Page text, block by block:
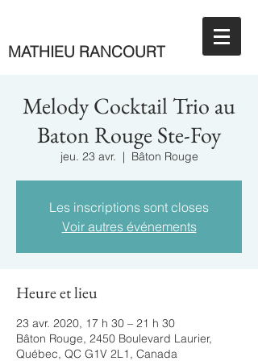
MATHIEU RANCOURT
Melody Cocktail Trio au
Baton Rouge Ste-Foy
jeu. 23 avr.
  |
Bâton Rouge
Les inscriptions sont closes
Voir autres événements
Heure et lieu
23 avr. 2020, 17 h 30 – 21 h 30
Bâton Rouge, 2450 Boulevard Laurier,
Québec, QC G1V 2L1, Canada